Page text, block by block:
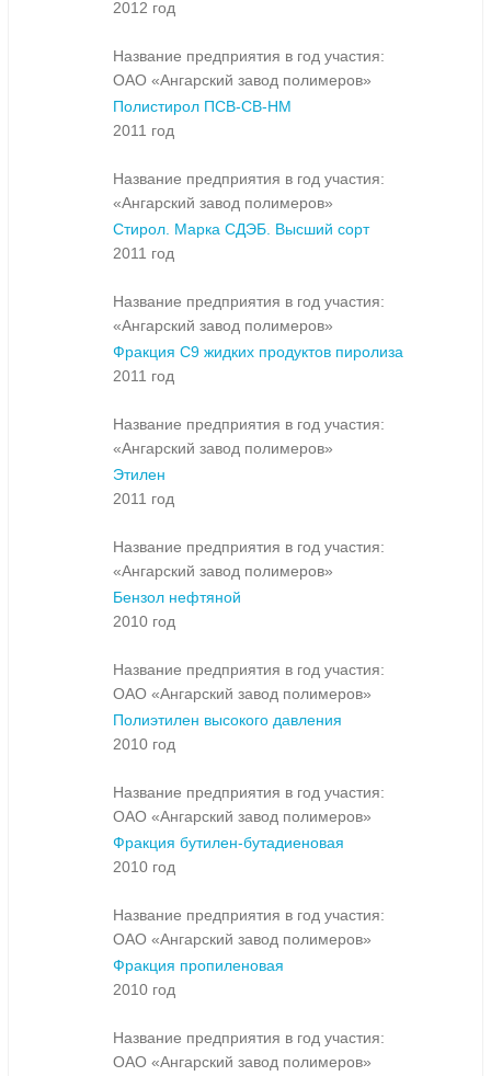
2012 год
Название предприятия в год участия:
ОАО «Ангарский завод полимеров»
Полистирол ПСВ-СВ-НМ
2011 год
Название предприятия в год участия:
«Ангарский завод полимеров»
Стирол. Марка СДЭБ. Высший сорт
2011 год
Название предприятия в год участия:
«Ангарский завод полимеров»
Фракция С9 жидких продуктов пиролиза
2011 год
Название предприятия в год участия:
«Ангарский завод полимеров»
Этилен
2011 год
Название предприятия в год участия:
«Ангарский завод полимеров»
Бензол нефтяной
2010 год
Название предприятия в год участия:
ОАО «Ангарский завод полимеров»
Полиэтилен высокого давления
2010 год
Название предприятия в год участия:
ОАО «Ангарский завод полимеров»
Фракция бутилен-бутадиеновая
2010 год
Название предприятия в год участия:
ОАО «Ангарский завод полимеров»
Фракция пропиленовая
2010 год
Название предприятия в год участия:
ОАО «Ангарский завод полимеров»